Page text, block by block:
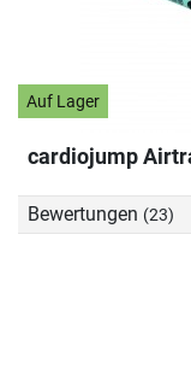
Auf Lager
cardiojump
Bewertungen (23)